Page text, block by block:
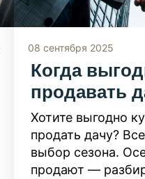
08 сентября 2025
Когда
продавать
Хотите выгодно
продать дачу?
выбор сезона.
продают —